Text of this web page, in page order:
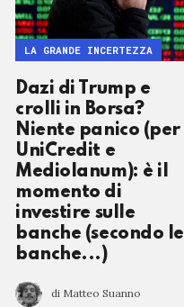
Dazi di Trump e
crolli in Borsa?
Niente panico (per
UniCredit e
Mediolanum): è il
momento di
investire sulle
banche (secondo le
banche...)
di Matteo Suanno
LA GRANDE INCERTEZZA